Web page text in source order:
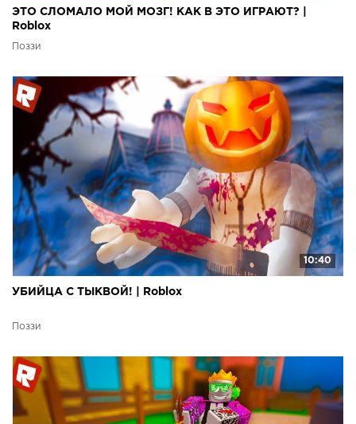
ЭТО СЛОМАЛО МОЙ МОЗГ! КАК В ЭТО ИГРАЮТ? |
Roblox
Поззи
10:40
УБИЙЦА С ТЫКВОЙ! | Roblox
Поззи